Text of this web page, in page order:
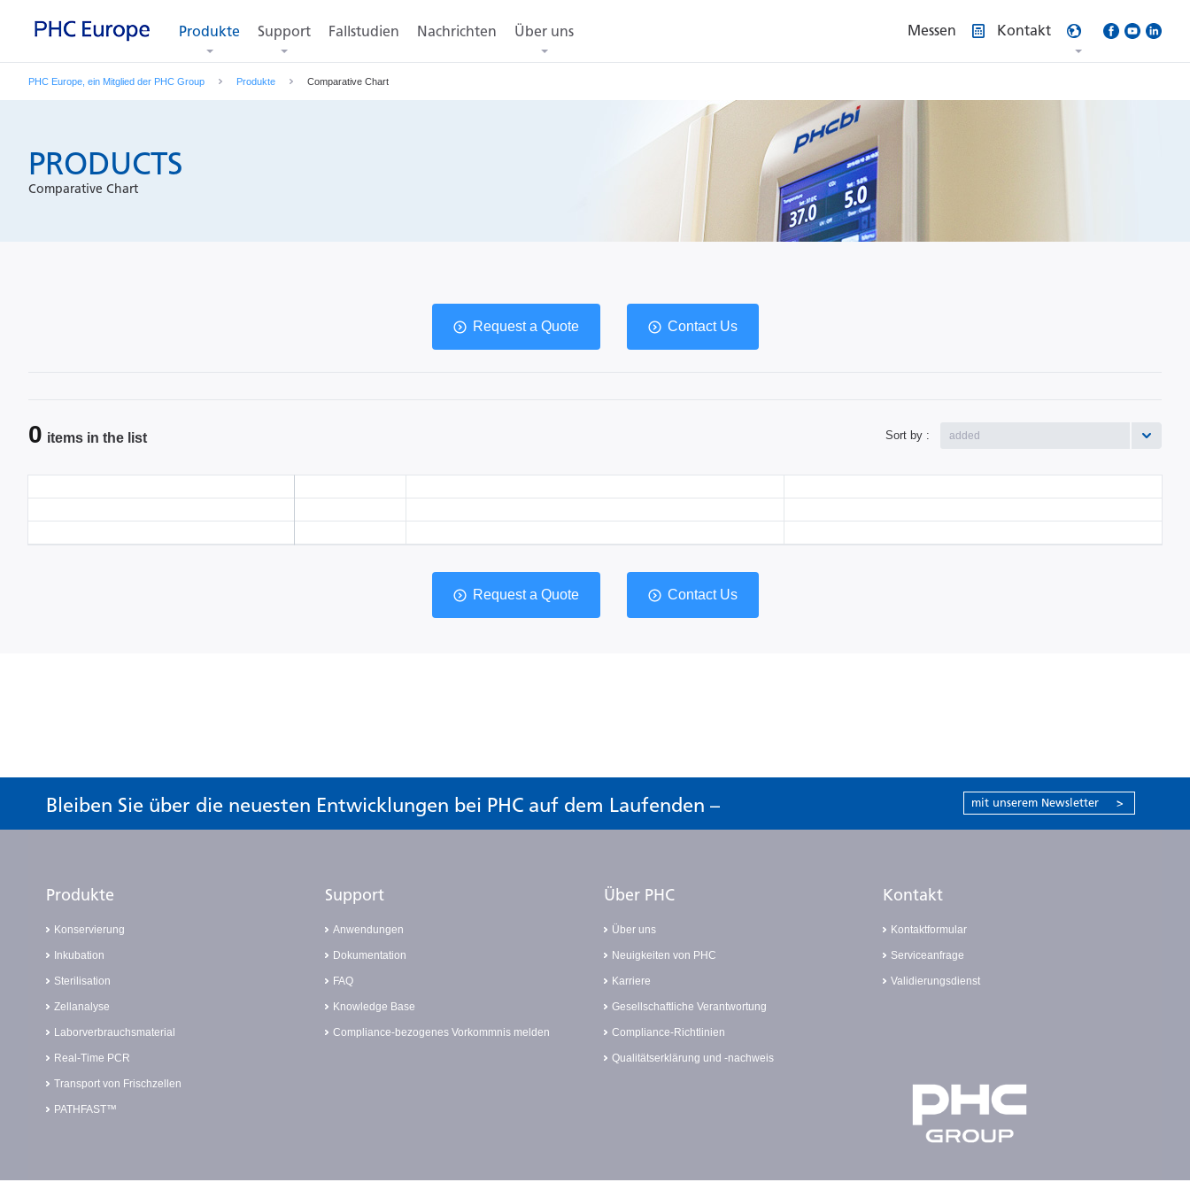
Produkte Support Fallstudien Nachrichten Über uns Messen Kontakt
PHC Europe, ein Mitglied der PHC Group Produkte Comparative Chart
PRODUCTS
Comparative Chart
Request a Quote Contact Us
0 items in the list Sort by : added
Request a Quote Contact Us
Bleiben Sie über die neuesten Entwicklungen bei PHC auf dem Laufenden – mit unserem Newsletter >
Produkte
Konservierung
Inkubation
Sterilisation
Zellanalyse
Laborverbrauchsmaterial
Real-Time PCR
Transport von Frischzellen
PATHFAST™
Support
Anwendungen
Dokumentation
FAQ
Knowledge Base
Compliance-bezogenes Vorkommnis melden
Über PHC
Über uns
Neuigkeiten von PHC
Karriere
Gesellschaftliche Verantwortung
Compliance-Richtlinien
Qualitätserklärung und -nachweis
Kontakt
Kontaktformular
Serviceanfrage
Validierungsdienst